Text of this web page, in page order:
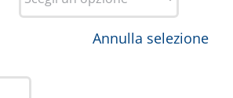
Annulla selezione